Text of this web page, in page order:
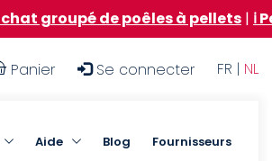
poêles à pellets|ℹ️ Participer à
FR | NL
User
menu
Se connecter
Panier
Aide Blog Fournisseurs